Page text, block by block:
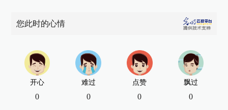
您此时的心情
开心
0
难过
0
点赞
0
飘过
0